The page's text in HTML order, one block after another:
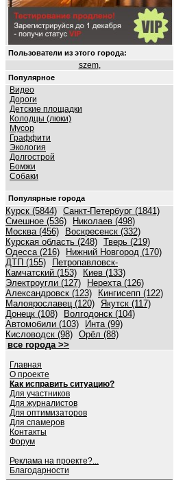
Пользователи из этого города:
szem,
Популярное
Видео
Дороги
Детские площадки
Колодцы (люки)
Мусор
Граффити
Экология
Долгострой
Бомжи
Собаки
Популярные города
Курск (5844) Санкт-Петербург (1841)
Смешное (536)
Николаев (498)
Москва (456)
Воскресенск (332)
Курская область (248) Тверь (219)
Одесса (216)
Нижний Новгород (170)
ДТП (155)
Петропавловск-
Камчатский (153)
Киев (133)
Электроугли (127)
Нерехта (126)
Александровск (123)
Кингисепп (122)
Малоярославец (120) Якутск (117)
Донецк (108)
Волгодонск (104)
Автомобили (103)
Инта (99)
Кисловодск (98) Орёл (88)
все города >>
Главная
О проекте
Как исправить ситуацию?
Для участников
Для журналистов
Для оптимизаторов
Для спамеров
Контакты
Форум
Реклама на проекте?...
Благодарности